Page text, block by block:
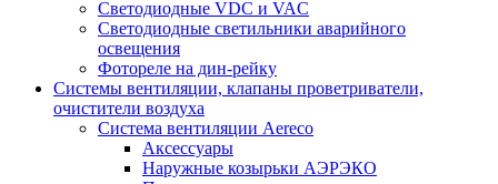
Светодиодные VDC и VAC
Светодиодные светильники аварийного
освещения
Фотореле на дин-рейку
Системы вентиляции, клапаны проветриватели,
очистители воздуха
Система вентиляции Aereco
Аксессуары
Наружные козырьки АЭРЭКО